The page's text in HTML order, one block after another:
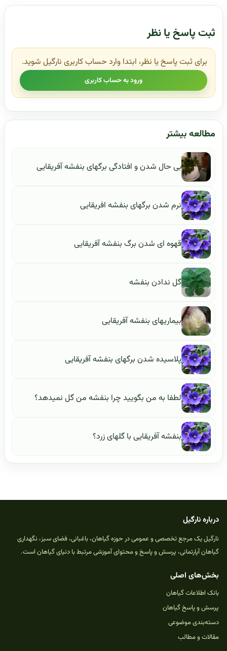
ثبت پاسخ یا نظر
برای ثبت پاسخ یا نظر، ابتدا وارد حساب کاربری نارگیل شوید.
ورود به حساب کاربری
مطالعه بیشتر
بی حال شدن و افتادگی برگهای بنفشه آفریقایی
نرم شدن برگهای بنفشه افریقایی
قهوه ای شدن برگ بنفشه آفریقایی
گل ندادن بنفشه
بیماریهای بنفشه آفریقایی
پلاسیده شدن برگهای بنفشه آفریقایی
لطفا به من بگویید چرا بنفشه من گل نمیدهد؟
بنفشه آفریقایی با گلهای زرد؟
درباره نارگیل
نارگیل یک مرجع تخصصی و عمومی در حوزه گیاهان، باغبانی، فضای سبز، نگهداری
گیاهان آپارتمانی، پرسش و پاسخ و محتوای آموزشی مرتبط با دنیای گیاهان است.
بخش‌های اصلی
بانک اطلاعات گیاهان
پرسش و پاسخ گیاهان
دسته‌بندی موضوعی
مقالات و مطالب